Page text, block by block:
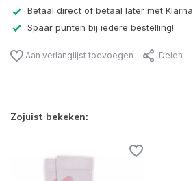
Betaal direct of betaal later met Klarna
Spaar punten bij iedere bestelling!
Aan verlanglijst toevoegen Delen
Zojuist bekeken: